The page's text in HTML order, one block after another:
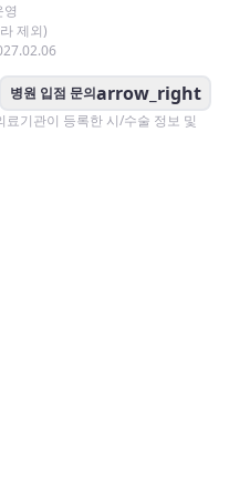
제외)
병원 입점 문의arrow_right
기관이 등록한 시/수술 정보 및